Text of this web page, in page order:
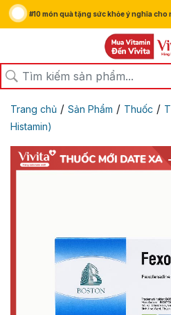
#10 món quà tặng sức khỏe ý nghĩa cho
Trang chủ / Sản Phẩm / Thuốc /
Histamin)